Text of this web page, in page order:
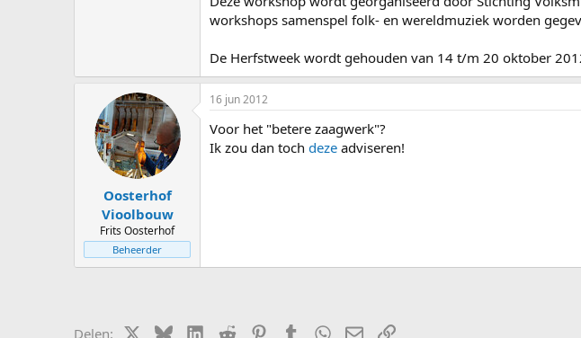
workshops samenspel folk- en wereldmuziek worden
De Herfstweek wordt gehouden van 14 t/m 20 oktober
Oosterhof
Vioolbouw
Frits Oosterhof
Beheerder
16 jun 2012
Voor het "betere zaagwerk"?
Ik zou dan toch deze adviseren!
Delen: X (Twitter)
BlueskyLinkedIn
Reddit PinterestTumblrWhatsApp
E-mailLink